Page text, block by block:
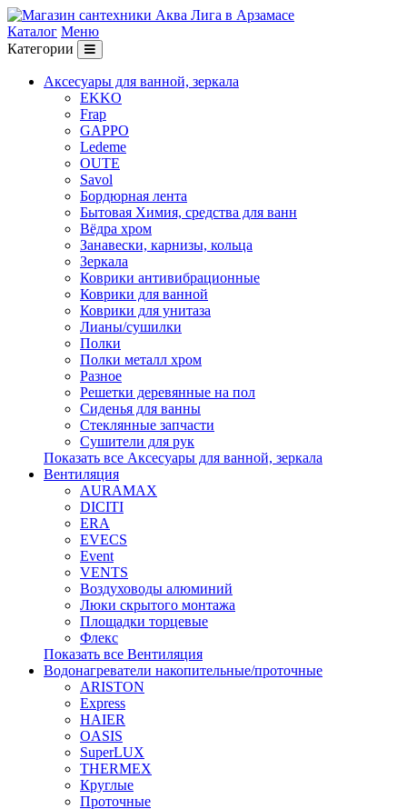
Каталог Меню
Категории
Аксесуары для ванной, зеркала
EKKO
Frap
GAPPO
Ledeme
OUTE
Savol
Бордюрная лента
Бытовая Химия, средства для ванн
Вёдра хром
Занавески, карнизы, кольца
Зеркала
Коврики антивибрационные
Коврики для ванной
Коврики для унитаза
Лианы/сушилки
Полки
Полки металл хром
Разное
Решетки деревянные на пол
Сиденья для ванны
Стеклянные запчасти
Сушители для рук
Показать все Аксесуары для ванной, зеркала
Вентиляция
AURAMAX
DICITI
ERA
EVECS
Event
VENTS
Воздуховоды алюминий
Люки скрытого монтажа
Площадки торцевые
Флекс
Показать все Вентиляция
Водонагреватели накопительные/проточные
ARISTON
Express
HAIER
OASIS
SuperLUX
THERMEX
Круглые
Проточные